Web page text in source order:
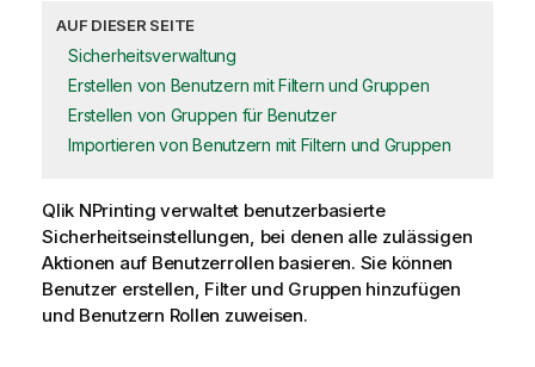
AUF DIESER SEITE
Sicherheitsverwaltung
Erstellen von Benutzern mit Filtern und Gruppen
Erstellen von Gruppen für Benutzer
Importieren von Benutzern mit Filtern und Gruppen
Qlik NPrinting verwaltet benutzerbasierte
Sicherheitseinstellungen, bei denen alle zulässigen
Aktionen auf Benutzerrollen basieren. Sie können
Benutzer erstellen, Filter und Gruppen hinzufügen
und Benutzern Rollen zuweisen.